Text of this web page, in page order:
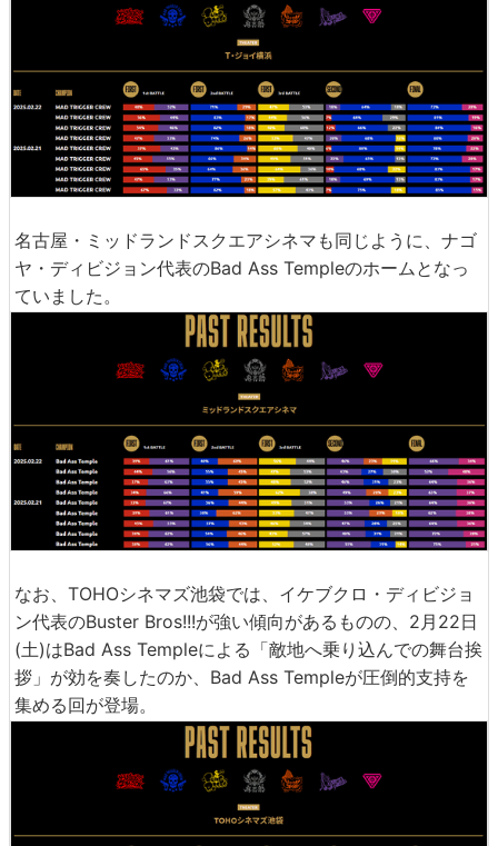
名古屋・ミッドランドスクエアシネマも同じように、ナゴ
ヤ・ディビジョン代表のBad Ass Templeのホームとなっ
ていました。
なお、TOHOシネマズ池袋では、イケブクロ・ディビジョ
ン代表のBuster Bros!!!が強い傾向があるものの、2月22日
(土)はBad Ass Templeによる「敵地へ乗り込んでの舞台挨
拶」が効を奏したのか、Bad Ass Templeが圧倒的支持を
集める回が登場。